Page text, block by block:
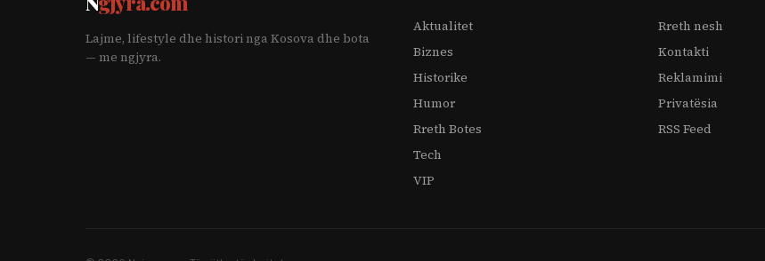
Lajme, lifestyle dhe histori nga Kosova dhe bota
— me ngjyra.
Aktualitet
Biznes
Historike
Humor
Rreth Botes
Tech
VIP
Rreth nesh
Kontakti
Reklamimi
Privatësia
RSS Feed